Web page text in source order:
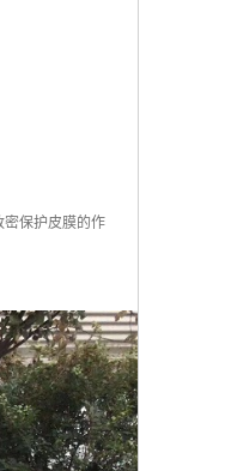
密保护皮膜的作